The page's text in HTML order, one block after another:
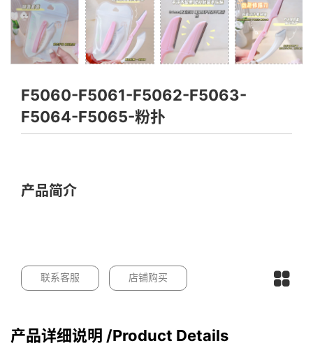
F5060-F5061-F5062-F5063-
F5064-F5065-粉扑
产品简介
联系客服 店铺购买
产品详细说明 /Product Details